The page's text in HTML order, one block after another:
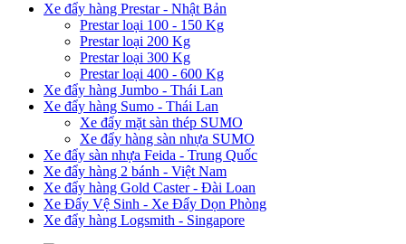
Xe đẩy hàng Prestar - Nhật Bản
Prestar loại 100 - 150 Kg
Prestar loại 200 Kg
Prestar loại 300 Kg
Prestar loại 400 - 600 Kg
Xe đẩy hàng Jumbo - Thái Lan
Xe đẩy hàng Sumo - Thái Lan
Xe đẩy mặt sàn thép SUMO
Xe đẩy hàng sàn nhựa SUMO
Xe đẩy sàn nhựa Feida - Trung Quốc
Xe đẩy hàng 2 bánh - Việt Nam
Xe đẩy hàng Gold Caster - Đài Loan
Xe Đẩy Vệ Sinh - Xe Đẩy Dọn Phòng
Xe đẩy hàng Logsmith - Singapore